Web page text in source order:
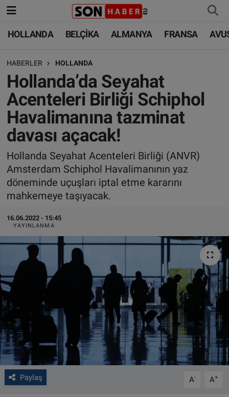
HOLLANDA BELÇİKA ALMANYA FRANSA
HABERLER HOLLANDA
Hollanda’da Seyahat
Acenteleri Birliği Schiphol
Havalimanına tazminat
davası açacak!
Hollanda Seyahat Acenteleri Birliği (ANVR)
Amsterdam Schiphol Havalimanının yaz
döneminde uçuşları iptal etme kararını
mahkemeye taşıyacak.
16.06.2022 - 15:45
YAYINLANMA
Paylaş A- A+
HOLLANDA
BELÇİKA
ALMANYA
FRANSA
AVUSTURYA
SAĞLIK - YAŞAM
BİLİM-TEKNOLOJİ
HOLLANDA
BELÇİKA
ALMANYA
TÜRKİYE
DÜNYA
BİLİM-TEKNOLOJİ
SAĞLIK
FOTO GALERİ
VIDEO GALERİ
ALGEMENE VOORWAARDEN
CONTACT
Çerez Politikası
Nöbetçi Eczaneler
Hava Durumu
Trafik Durumu
Süper Lig Puan Durumu ve Fikstür
Tüm Manşetler
Son Dakika Haberleri
Haber Arşivi